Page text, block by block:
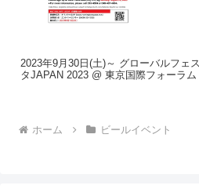
2023年9月30日(土)～ グローバルフェス
タJAPAN 2023 @ 東京国際フォーラム
ホーム ビールイベント